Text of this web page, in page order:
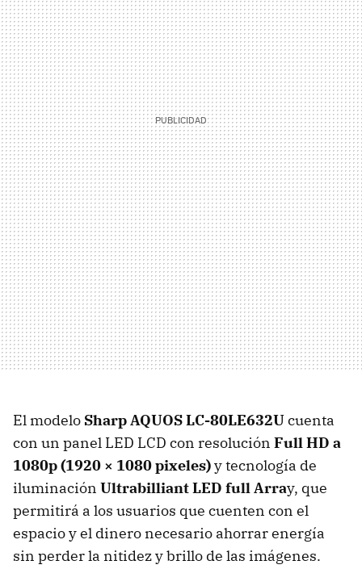
El modelo SharpAQUOSLC-80LE632Ucuenta
con un panel LED LCD con resolución Full HD a
1080p (1920 × 1080 pixeles)y tecnología de
iluminación UltrabilliantLED full Array, que
permitirá a los usuarios que cuenten con el
espacio y el dinero necesario ahorrar energía
sin perder la nitidez y brillo de las imágenes.